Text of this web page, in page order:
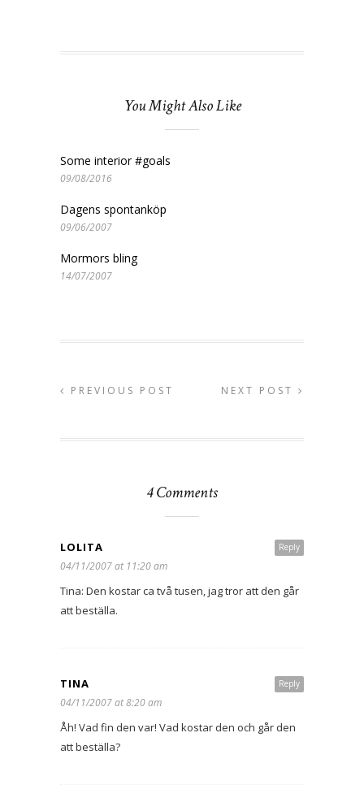
You Might Also Like
Some interior #goals
09/08/2016
Dagens spontanköp
09/06/2007
Mormors bling
14/07/2007
PREVIOUS POST NEXT POST
4 Comments
Reply
LOLITA
04/11/2007 at 11:20 am
Tina: Den kostar ca två tusen, jag tror att den går
att beställa.
Reply
TINA
04/11/2007 at 8:20 am
Åh! Vad fin den var! Vad kostar den och går den
att beställa?